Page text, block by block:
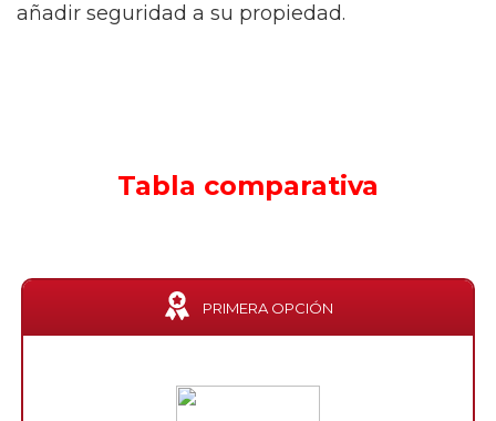
añadir seguridad a su propiedad.
Tabla comparativa
PRIMERA OPCIÓN